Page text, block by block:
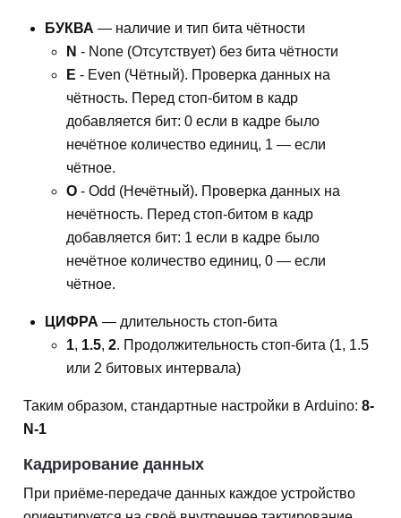
БУКВА — наличие и тип бита чётности
N - None (Отсутствует) без бита чётности
E - Even (Чётный). Проверка данных на
чётность. Перед стоп-битом в кадр
добавляется бит: 0 если в кадре было
нечётное количество единиц, 1 — если
чётное.
O - Odd (Нечётный). Проверка данных на
нечётность. Перед стоп-битом в кадр
добавляется бит: 1 если в кадре было
нечётное количество единиц, 0 — если
чётное.
ЦИФРА — длительность стоп-бита
1, 1.5, 2. Продолжительность стоп-бита (1, 1.5
или 2 битовых интервала)
Таким образом, стандартные настройки в Arduino: 8-
N-1
Кадрирование данных
При приёме-передаче данных каждое устройство